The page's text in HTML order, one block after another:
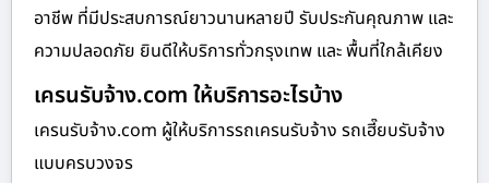
อาชีพ ที่มีประสบการณ์ยาวนานหลายปี รับประกันคุณภาพ และ
ความปลอดภัย ยินดีให้บริการทั่วกรุงเทพ และ พื้นที่ใกล้เคียง
เครนรับจ้าง.com ให้บริการอะไรบ้าง
เครนรับจ้าง.com ผู้ให้บริการรถเครนรับจ้าง รถเฮี๊ยบรับจ้าง
แบบครบวงจร